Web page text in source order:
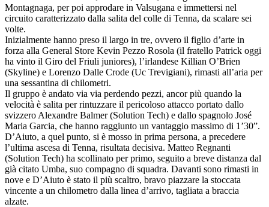
Montagnaga, per poi approdare in Valsugana e immettersi nel
circuito caratterizzato dalla salita del colle di Tenna, da scalare sei
volte.
Inizialmente hanno preso il largo in tre, ovvero il figlio d’arte in
forza alla General Store Kevin Pezzo Rosola (il fratello Patrick oggi
ha vinto il Giro del Friuli juniores), l’irlandese Killian O’Brien
(Skyline) e Lorenzo Dalle Crode (Uc Trevigiani), rimasti all’aria per
una sessantina di chilometri.
Il gruppo è andato via via perdendo pezzi, ancor più quando la
velocità è salita per rintuzzare il pericoloso attacco portato dallo
svizzero Alexandre Balmer (Solution Tech) e dallo spagnolo José
Maria Garcia, che hanno raggiunto un vantaggio massimo di 1’30”.
D’Aiuto, a quel punto, si è mosso in prima persona, a precedere
l’ultima ascesa di Tenna, risultata decisiva. Matteo Regnanti
(Solution Tech) ha scollinato per primo, seguito a breve distanza dal
già citato Umba, suo compagno di squadra. Davanti sono rimasti in
nove e D’Aiuto è stato il più scaltro, bravo piazzare la stoccata
vincente a un chilometro dalla linea d’arrivo, tagliata a braccia
alzate.